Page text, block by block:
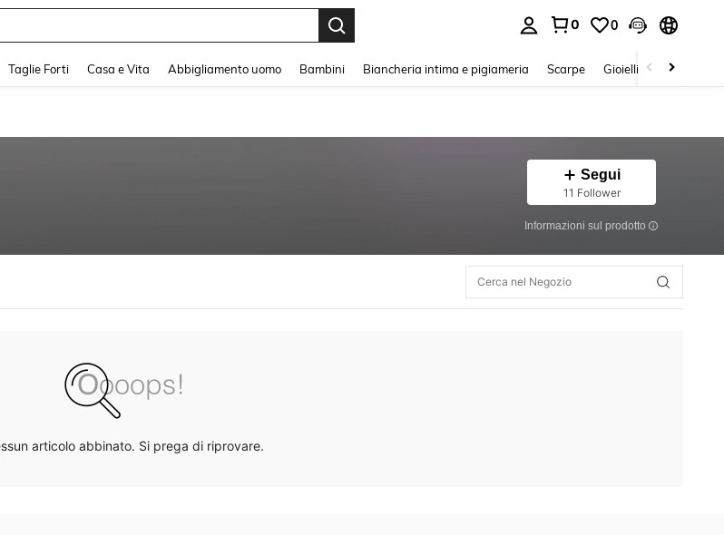
0 0
Taglie Forti Casa e Vita Abbigliamento uomo Bambini Biancheria intima e pigiameria Scarpe Gioielli E Accessori
Segui
11 Follower
Informazioni sul prodotto
articolo abbinato. Si prega di riprovare.